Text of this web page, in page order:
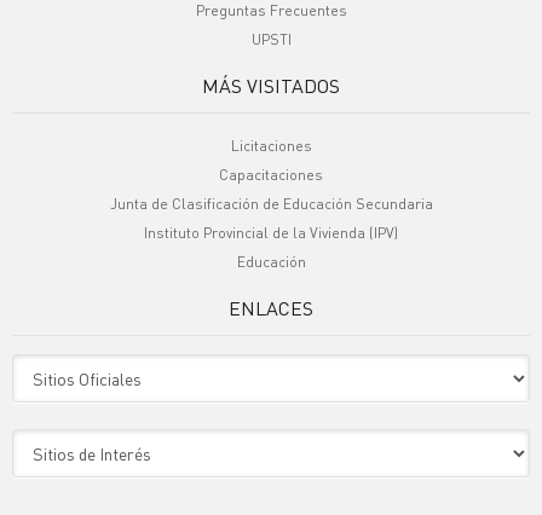
Preguntas Frecuentes
UPSTI
MÁS VISITADOS
Licitaciones
Capacitaciones
Junta de Clasificación de Educación Secundaria
Instituto Provincial de la Vivienda (IPV)
Educación
ENLACES